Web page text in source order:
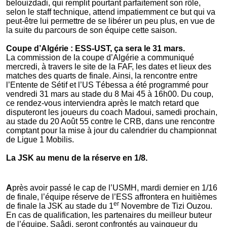
belouizdadi, qui remplit pourtant parfaitement son rôle,
selon le staff technique, attend impatiemment ce but qui va
peut-être lui permettre de se libérer un peu plus, en vue de
la suite du parcours de son équipe cette saison.
Coupe d’Algérie : ESS-UST, ça sera le 31 mars.
La commission de la coupe d’Algérie a communiqué
mercredi, à travers le site de la FAF, les dates et lieux des
matches des quarts de finale. Ainsi, la rencontre entre
l’Entente de Sétif et l’US Tébessa a été programmé pour
vendredi 31 mars au stade du 8 Mai 45 à 16h00. Du coup,
ce rendez-vous interviendra après le match retard que
disputeront les joueurs du coach Madoui, samedi prochain,
au stade du 20 Août 55 contre le CRB, dans une rencontre
comptant pour la mise à jour du calendrier du championnat
de Ligue 1 Mobilis.
La JSK au menu de la réserve en 1/8.
Après avoir passé le cap de l’USMH, mardi dernier en 1/16
de finale, l’équipe réserve de l’ESS affrontera en huitièmes
de finale la JSK au stade du 1er Novembre de Tizi Ouzou.
En cas de qualification, les partenaires du meilleur buteur
de l’équipe, Saâdi, seront confrontés au vainqueur du